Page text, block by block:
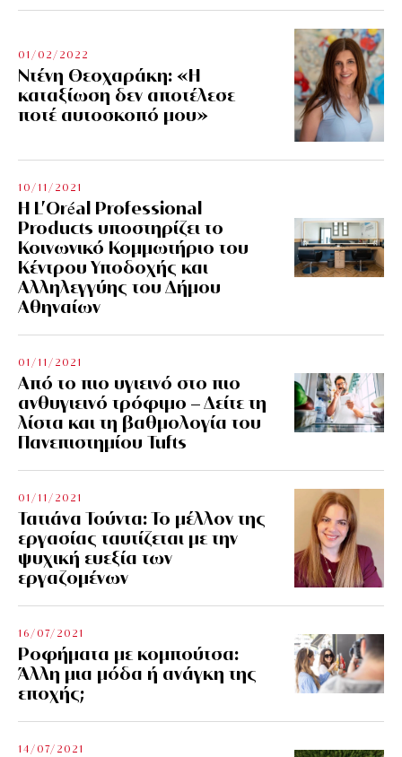
01/02/2022
Ντένη Θεοχαράκη: «Η
καταξίωση δεν αποτέλεσε
ποτέ αυτοσκοπό μου»
10/11/2021
Η L’Οréal Professional
Products υποστηρίζει το
Κοινωνικό Κομμωτήριο του
Κέντρου Υποδοχής και
Αλληλεγγύης του Δήμου
Αθηναίων
01/11/2021
Από το πιο υγιεινό στο πιο
ανθυγιεινό τρόφιμο – Δείτε τη
λίστα και τη βαθμολογία του
Πανεπιστημίου Tufts
01/11/2021
Τατιάνα Τούντα: Το μέλλον της
εργασίας ταυτίζεται με την
ψυχική ευεξία των
εργαζομένων
16/07/2021
Ροφήματα με κομπούτσα:
Άλλη μια μόδα ή ανάγκη της
εποχής;
14/07/2021